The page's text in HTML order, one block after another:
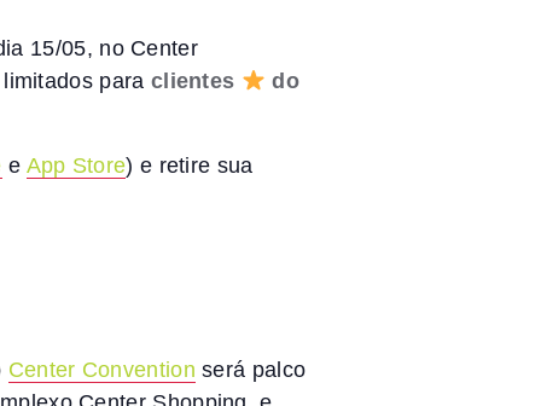
15/05, no Center
para clientes
do
e App Store) e retire sua
Center Convention será palco